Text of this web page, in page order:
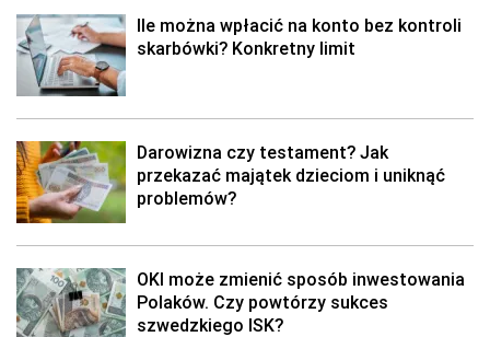
Ile można wpłacić na konto bez kontroli
skarbówki? Konkretny limit
Darowizna czy testament? Jak
przekazać majątek dzieciom i uniknąć
problemów?
OKI może zmienić sposób inwestowania
Polaków. Czy powtórzy sukces
szwedzkiego ISK?